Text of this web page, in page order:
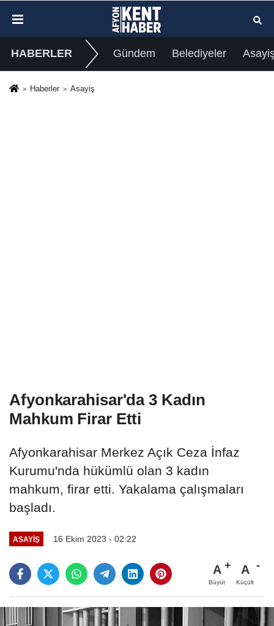
HABERLER Gündem Belediyeler
Haberler Asayiş
Afyonkarahisar'da 3 Kadın
Mahkum Firar Etti
Afyonkarahisar Merkez Açık Ceza İnfaz
Kurumu'nda hükümlü olan 3 kadın
mahkum, firar etti. Yakalama çalışmaları
başladı.
ASAYIŞ 16 Ekim 2023 - 02:22
A
Büyüt
A
Küçült